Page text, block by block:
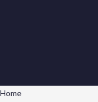
Home